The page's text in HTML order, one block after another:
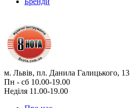
м. Львів, пл. Данила Галицького, 13
Пн - сб 10.00-19.00
Неділя 11.00-19.00